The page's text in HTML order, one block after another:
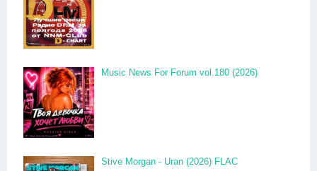
Music News For Forum vol.180 (2026)
Stive Morgan - Uran (2026) FLAC